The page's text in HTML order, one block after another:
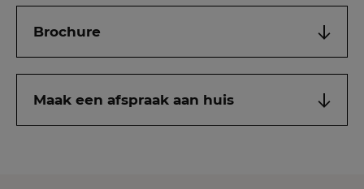
Brochure
Maak een afspraak aan huis